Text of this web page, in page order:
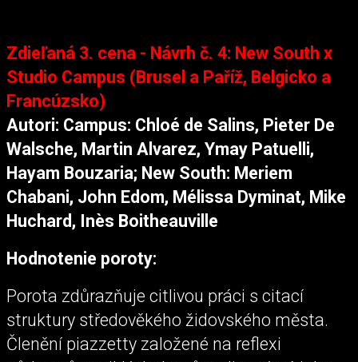
Zdieľaná 3. cena - Návrh č. 4: New South x
Studio Campus (Brusel a Paříž, Belgicko a
Francúzsko)
Autori: Campus: Chloé de Salins, Pieter De
Walsche, Martin Alvarez, Ymay Patuelli,
Hayam Bouzaria; New South: Meriem
Chabani, John Edom, Mélissa Dyminat, Mike
Huchard, Inès Boitheauville
Hodnotenie poroty:
Porota zdůrazňuje citlivou práci s citací
struktury středověkého židovského města.
Členění piazzetty založené na reflexi